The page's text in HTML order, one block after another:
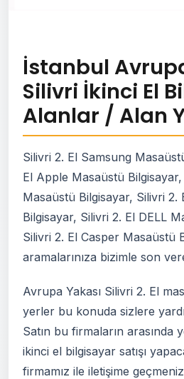
İstanbul
Silivri İkinci El
Alanlar / Alan
Silivri 2. El Samsung
El Apple Masaüstü
Masaüstü Bilgisayar, Silivri 2.
Bilgisayar, Silivri 2. El DELL
Silivri 2. El Casper Masaüstü
aramalarınıza bizimle son
Avrupa Yakası Silivri 2. El
yerler bu konuda sizlere
Satın bu firmaların arasında
ikinci el bilgisayar satışı
firmamız ile iletişime